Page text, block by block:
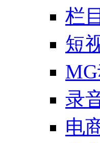
栏
短
录
电